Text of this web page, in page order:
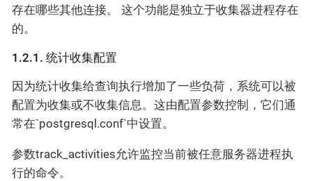
存在哪些其他连接。 这个功能是独立于收集器进程存在
的。
1.2.1. 统计收集配置
因为统计收集给查询执行增加了一些负荷，系统可以被
配置为收集或不收集信息。这由配置参数控制，它们通
常在`postgresql.conf`中设置。
参数track_activities允许监控当前被任意服务器进程执
行的命令。